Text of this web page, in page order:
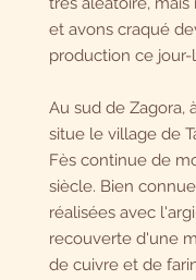
et avons craqué
production ce jour-
Au sud de Zagora,
situe le village de
Fès continue de
siècle. Bien
réalisées avec
recouverte d'une
de cuivre et de